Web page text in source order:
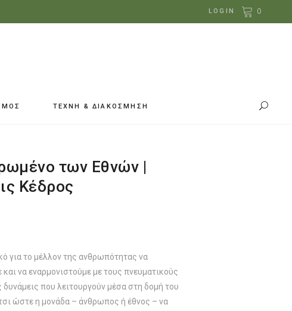
LOGIN 0
ΤΕΧΝΗ & ΔΙΑΚΟΣΜΗΣΗ
των Εθνών |
Κέδρος
για το μέλλον της ανθρωπότητας να
να εναρμονιστούμε με τους πνευματικούς
δυνάμεις που λειτουργούν μέσα στη δομή του
ώστε η μονάδα – άνθρωπος ή έθνος – να